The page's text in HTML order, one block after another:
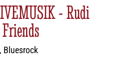
- Rudi
Bluesrock